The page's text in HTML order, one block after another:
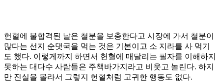
헌혈에 불합격된 날은 철분을 보충한다고 시장에 가서 철분이
많다는 선지 순댓국을 먹는 것은 기본이고 소 지라를 사 먹기
도 했다. 이렇게까지 하면서 헌혈에 매달리는 필자를 이해하지
못하는 대다수 사람들은 주책바가지라고 비웃고 놀린다. 하지
만 진실을 몰라서 그렇지 헌혈처럼 고귀한 행동도 없다.